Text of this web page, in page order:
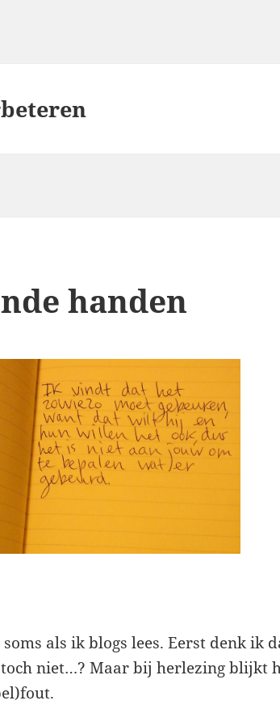
handen
als ik blogs lees. Eerst denk ik
niet…? Maar bij herlezing blijkt